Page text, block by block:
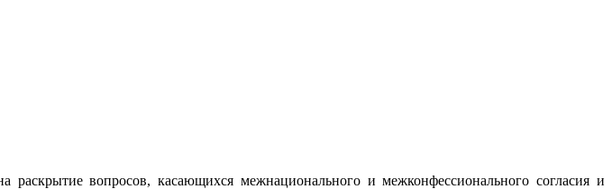
вопросов, касающихся межнационального и межконфессионального согласия и